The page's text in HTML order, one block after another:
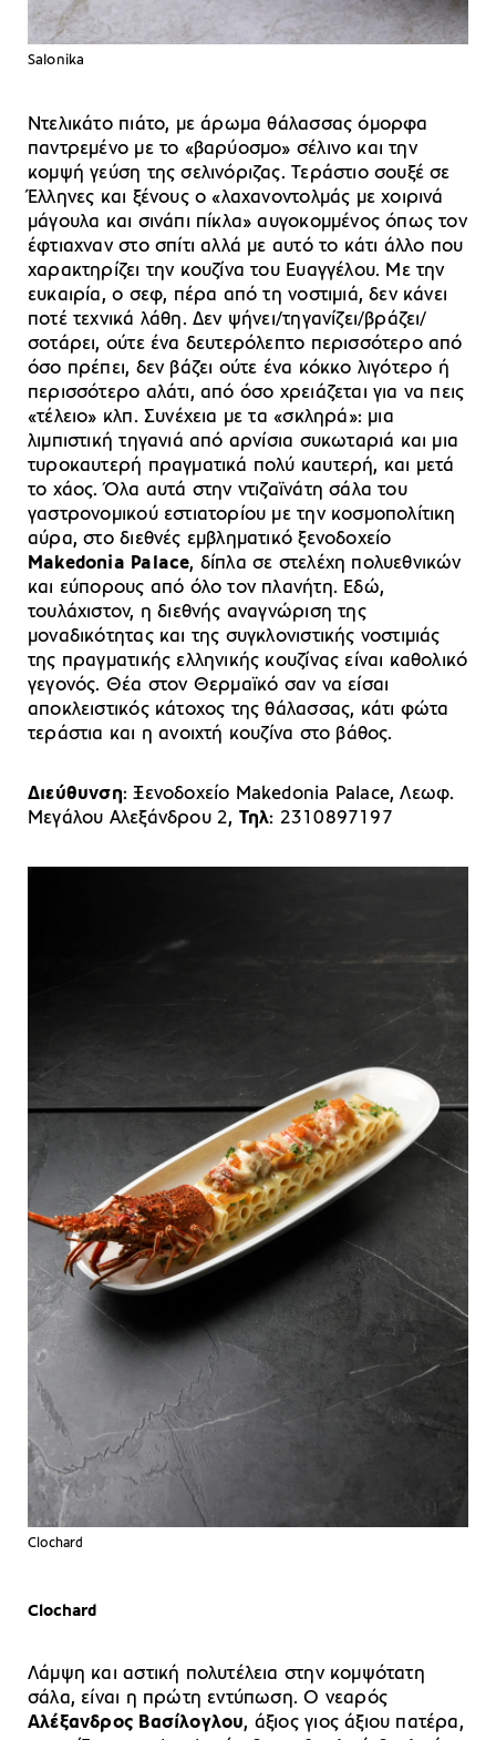
Salonika
Ντελικάτο πιάτο, με άρωμα θάλασσας όμορφα
παντρεμένο με το «βαρύοσμο» σέλινο και την
κομψή γεύση της σελινόριζας. Τεράστιο σουξέ σε
Έλληνες και ξένους ο «λαχανοντολμάς με χοιρινά
μάγουλα και σινάπι πίκλα» αυγοκομμένος όπως τον
έφτιαχναν στο σπίτι αλλά με αυτό το κάτι άλλο που
χαρακτηρίζει την κουζίνα του Ευαγγέλου. Με την
ευκαιρία, ο σεφ, πέρα από τη νοστιμιά, δεν κάνει
ποτέ τεχνικά λάθη. Δεν ψήνει/τηγανίζει/βράζει/
σοτάρει, ούτε ένα δευτερόλεπτο περισσότερο από
όσο πρέπει, δεν βάζει ούτε ένα κόκκο λιγότερο ή
περισσότερο αλάτι, από όσο χρειάζεται για να πεις
«τέλειο» κλπ. Συνέχεια με τα «σκληρά»: μια
λιμπιστική τηγανιά από αρνίσια συκωταριά και μια
τυροκαυτερή πραγματικά πολύ καυτερή, και μετά
το χάος. Όλα αυτά στην ντιζαϊνάτη σάλα του
γαστρονομικού εστιατορίου με την κοσμοπολίτικη
αύρα, στο διεθνές εμβληματικό ξενοδοχείο
Makedonia Palace, δίπλα σε στελέχη πολυεθνικών
και εύπορους από όλο τον πλανήτη. Εδώ,
τουλάχιστον, η διεθνής αναγνώριση της
μοναδικότητας και της συγκλονιστικής νοστιμιάς
της πραγματικής ελληνικής κουζίνας είναι καθολικό
γεγονός. Θέα στον Θερμαϊκό σαν να είσαι
αποκλειστικός κάτοχος της θάλασσας, κάτι φώτα
τεράστια και η ανοιχτή κουζίνα στο βάθος.
Διεύθυνση: Ξενοδοχείο Makedonia Palace, Λεωφ.
Μεγάλου Αλεξάνδρου 2, Τηλ: 2310897197
Clochard
Clochard
Λάμψη και αστική πολυτέλεια στην κομψότατη
σάλα, είναι η πρώτη εντύπωση. Ο νεαρός
Αλέξανδρος Βασίλογλου, άξιος γιος άξιου πατέρα,